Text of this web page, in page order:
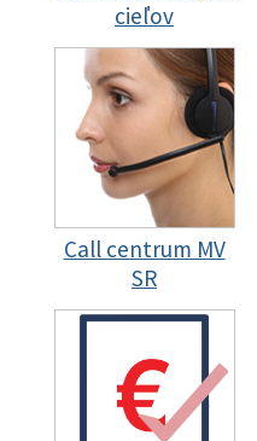
cieľov
Call centrum MV
SR